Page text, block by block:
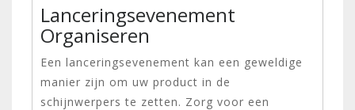
Lanceringsevenement
Organiseren
Een lanceringsevenement kan een geweldige
manier zijn om uw product in de
schijnwerpers te zetten. Zorg voor een